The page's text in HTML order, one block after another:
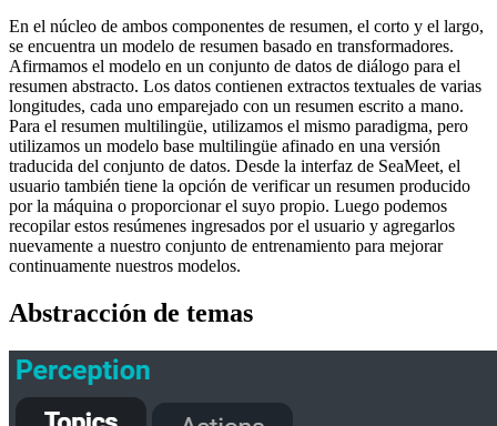
En el núcleo de ambos componentes de resumen, el corto y el largo,
se encuentra un modelo de resumen basado en transformadores.
Afirmamos el modelo en un conjunto de datos de diálogo para el
resumen abstracto. Los datos contienen extractos textuales de varias
longitudes, cada uno emparejado con un resumen escrito a mano.
Para el resumen multilingüe, utilizamos el mismo paradigma, pero
utilizamos un modelo base multilingüe afinado en una versión
traducida del conjunto de datos. Desde la interfaz de SeaMeet, el
usuario también tiene la opción de verificar un resumen producido
por la máquina o proporcionar el suyo propio. Luego podemos
recopilar estos resúmenes ingresados por el usuario y agregarlos
nuevamente a nuestro conjunto de entrenamiento para mejorar
continuamente nuestros modelos.
Abstracción de temas